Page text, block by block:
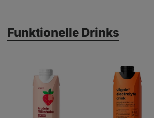
Funktionelle Drinks